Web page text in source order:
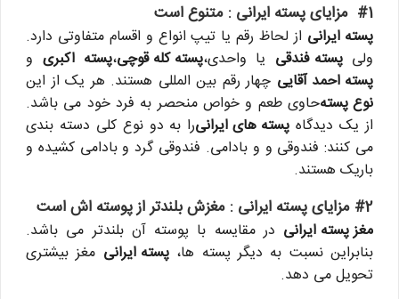
#1 مزایای پسته ایرانی : متنوع است
پسته ایرانی از لحاظ رقم یا تیپ انواع و اقسام متفاوتی دارد.
ولیپسته فندقی یا واحدی،پسته کله قوچی،پسته اکبری و
پسته احمد آقایی چهار رقم بین المللی هستند. هر یک از این
نوع پستهحاوی طعم و خواص منحصر به فرد خود می باشد.
از یک دیدگاه پسته های ایرانیرا به دو نوع کلی دسته بندی
می کنند: فندوقی و و بادامی. فندوقی گرد و بادامی کشیده و
باریک هستند.
#2 مزایای پسته ایرانی : مغزش بلندتر از پوسته‌ اش است
مغز پسته ایرانی در مقایسه با پوسته آن بلندتر می باشد.
بنابراین نسبت به دیگر پسته ها،پسته ایرانی مغز بیشتری
تحویل می دهد.